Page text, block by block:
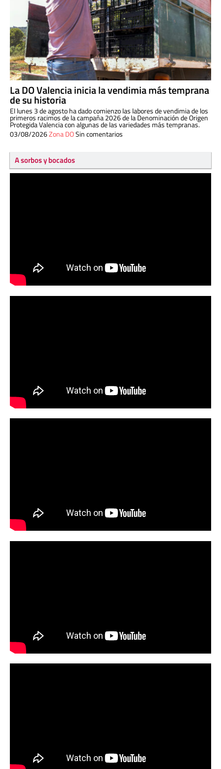
La DO Valencia inicia la vendimia más temprana
de su historia
El lunes 3 de agosto ha dado comienzo las labores de vendimia de los
primeros racimos de la campaña 2026 de la Denominación de Origen
Protegida Valencia con algunas de las variedades más tempranas.
03/08/2026Zona DOSin comentarios
A sorbos y bocados